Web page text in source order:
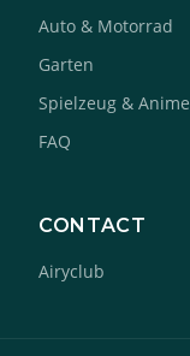
Auto & Motorrad
Garten
Spielzeug & Anime
FAQ
CONTACT
Airyclub